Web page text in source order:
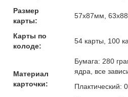
Размер
карты:
57x87мм,
Карты по
колоде:
54 карты, 100
Материал
карточки:
Бумага: 280
ядра, все